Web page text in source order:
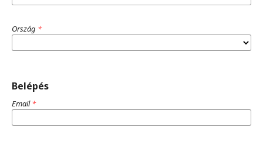
Ország *
Belépés
Email*